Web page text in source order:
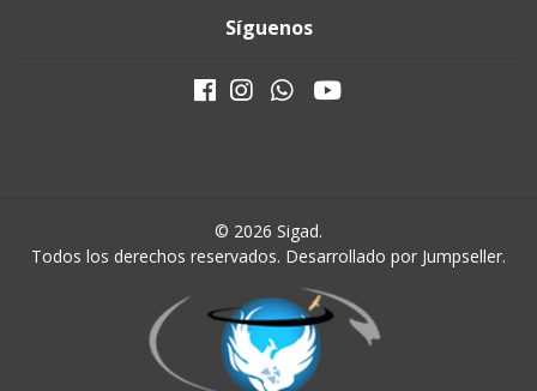
Síguenos
© 2026 Sigad.
Todos los derechos reservados. Desarrollado por Jumpseller.